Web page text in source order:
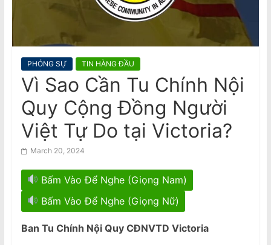
s
e
N
e
w
s
p
a
p
President of the Socialist Republic of
Vietnam, to Australia
phụ nữ gốc Việt ở Fitzroy North
Vietnamese woman in Fitzroy North
PHÓNG SỰ TIN HÀNG ĐẦU
Vì Sao Cần Tu Chính Nội
Quy Cộng Đồng Người
Việt Tự Do tại Victoria?
March 20, 2024
Bấm Vào Để Nghe (Giọng Nam)
Bấm Vào Để Nghe (Giọng Nữ)
Ban Tu Chính Nội Quy CĐNVTD Victoria